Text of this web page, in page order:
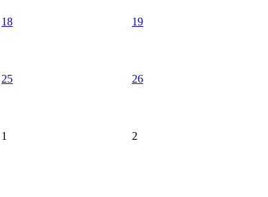
18 19
25 26
1 2